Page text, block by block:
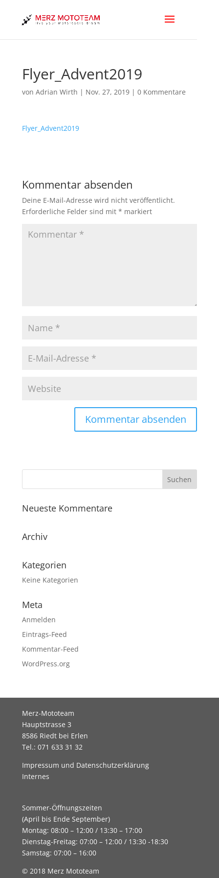
Flyer_Advent2019
von Adrian Wirth | Nov. 27, 2019| 0 Kommentare
Flyer_Advent2019
Kommentar absenden
Deine E-Mail-Adresse wird nicht veröffentlicht.
Erforderliche Felder sind mit * markiert
Neueste Kommentare
Archiv
Kategorien
Keine Kategorien
Meta
Anmelden
Eintrags-Feed
Kommentar-Feed
WordPress.org
Merz-Mototeam
Hauptstrasse 3
8586 Riedt bei Erlen
Tel.: 071 633 31 32
Impressum und Datenschutzerklärung
Internes
Sommer-Öffnungszeiten
(April bis Ende September)
Montag: 08:00 – 12:00 / 13:30 – 17:00
Dienstag-Freitag: 07:00 – 12:00 / 13:30 -18:30
Samstag: 07:00 – 16:00
© 2018 Merz Mototeam